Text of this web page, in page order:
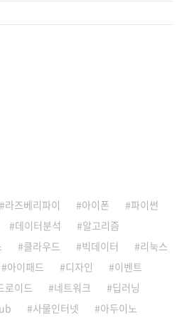
라즈베리파이 아이폰
파이썬
데이터분석
알고리즘
클라우드 빅데이터
리눅스
아이패드 디자인
이벤트
로이드 네트워크
딥러닝
사물인터넷 아두이노